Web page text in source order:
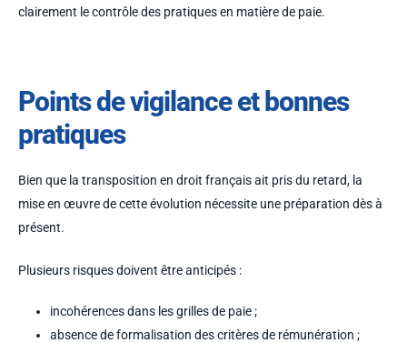
clairement le contrôle des pratiques en matière de paie.
Points de vigilance et bonnes
pratiques
Bien que la transposition en droit français ait pris du retard, la
mise en œuvre de cette évolution nécessite une préparation dès à
présent.
Plusieurs risques doivent être anticipés :
incohérences dans les grilles de paie ;
absence de formalisation des critères de rémunération ;